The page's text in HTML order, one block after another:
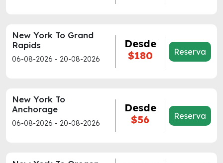
New York To Grand
Rapids
06-08-2026 - 20-08-2026
Desde
$180
Reserva
New York To
Anchorage
06-08-2026 - 20-08-2026
Desde
$56
Reserva